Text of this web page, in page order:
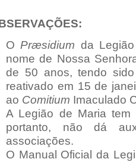
O Præsidium da
nome de Nossa
de 50 anos, tendo
reativado em 15 de
ao Comitium Imaculado
A Legião de Maria
portanto, não dá
associações.
O Manual Oficial da